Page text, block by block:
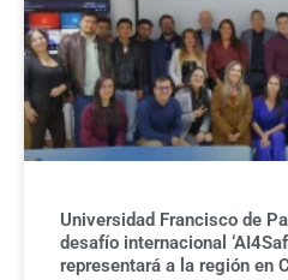
Universidad Francisco de
desafío internacional
representará a la región en